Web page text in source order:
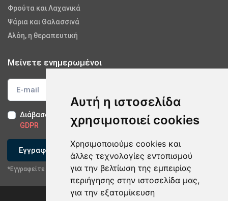
Αυτή η ιστοσελίδα
χρησιμοποιεί cookies
Χρησιμοποιούμε cookies και
άλλες τεχνολογίες εντοπισμού
για την βελτίωση της εμπειρίας
περιήγησης στην ιστοσελίδα μας,
για την εξατομίκευση
Φρούτα και Λαχανικά
Ψάρια και Θαλασσινά
Αλόη, η θεραπευτική
Μείνετε ενημερωμένοι
Διάβασα και αποδέχομαι τους Όρους Χρήσης -
Δήλωση
GDPR
Εγγραφείτε
*Εγγραφείτε στο newsletter μας